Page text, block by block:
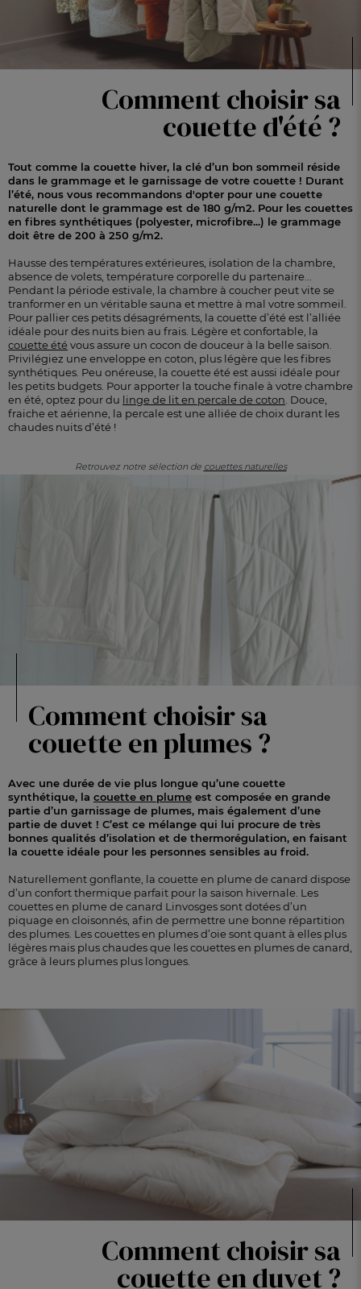
Comment choisir sa
couette d'été ?
Tout comme la couette hiver, la clé d’un bon sommeil réside
dans le grammage et le garnissage de votre couette ! Durant
l’été, nous vous recommandons d'opter pour une couette
naturelle dont le grammage est de 180 g/m2. Pour les couettes
en fibres synthétiques (polyester, microfibre...) le grammage
doit être de 200 à 250 g/m2.
Hausse des températures extérieures, isolation de la chambre,
absence de volets, température corporelle du partenaire...
Pendant la période estivale, la chambre à coucher peut vite se
tranformer en un véritable sauna et mettre à mal votre sommeil.
Pour pallier ces petits désagréments, la couette d’été est l’alliée
idéale pour des nuits bien au frais. Légère et confortable, la
couette étévous assure un cocon de douceur à la belle saison.
Privilégiez une enveloppe en coton, plus légère que les fibres
synthétiques. Peu onéreuse, la couette été est aussi idéale pour
les petits budgets. Pour apporter la touche finale à votre chambre
en été, optez pour du linge de lit en percale de coton . Douce,
fraiche et aérienne, la percale est une alliée de choix durant les
chaudes nuits d’été !
Retrouvez notre sélection de couettes naturelles
Comment choisir sa
couette en plumes ?
Avec une durée de vie plus longue qu’une couette
synthétique, la couette en plume est composée en grande
partie d’un garnissage de plumes, mais également d’une
partie de duvet ! C’est ce mélange qui lui procure de très
bonnes qualités d’isolation et de thermorégulation, en faisant
la couette idéale pour les personnes sensibles au froid.
Naturellement gonflante, la couette en plume de canard dispose
d’un confort thermique parfait pour la saison hivernale. Les
couettes en plume de canard Linvosges sont dotées d’un
piquage en cloisonnés, afin de permettre une bonne répartition
des plumes. Les couettes en plumes d’oie sont quant à elles plus
légères mais plus chaudes que les couettes en plumes de canard,
grâce à leurs plumes plus longues.
Comment choisir sa
couette en duvet ?